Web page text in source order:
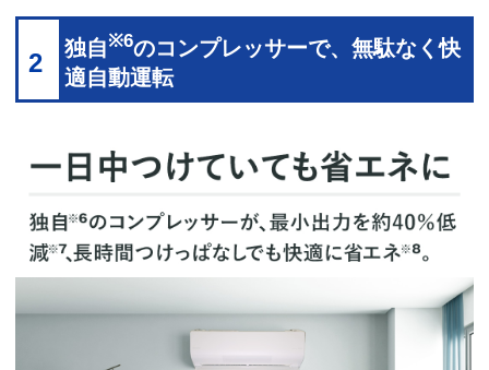
2
独自※6のコンプレッサーで、無駄なく快
適自動運転